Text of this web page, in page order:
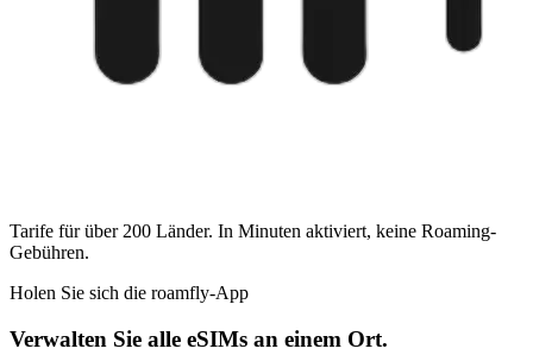
Tarife für über 200 Länder. In Minuten aktiviert, keine Roaming-
Gebühren.
Holen Sie sich die roamfly-App
Verwalten Sie alle eSIMs an einem Ort.